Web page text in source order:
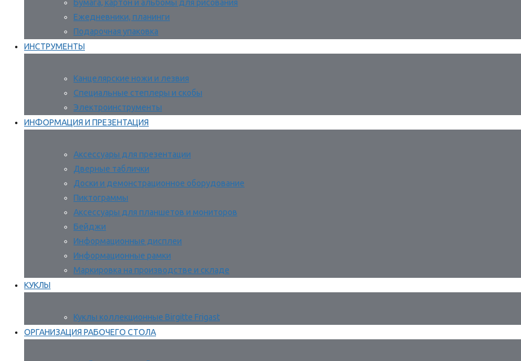
Бумага, картон и альбомы для рисования
Ежедневники, планинги
Подарочная упаковка
ИНСТРУМЕНТЫ
Канцелярские ножи и лезвия
Специальные степлеры и скобы
Электроинструменты
ИНФОРМАЦИЯ И ПРЕЗЕНТАЦИЯ
Аксессуары для презентации
Дверные таблички
Доски и демонстрационное оборудование
Пиктограммы
Аксессуары для планшетов и мониторов
Бейджи
Информационные дисплеи
Информационные рамки
Маркировка на производстве и складе
КУКЛЫ
Куклы коллекционные Birgitte Frigast
ОРГАНИЗАЦИЯ РАБОЧЕГО СТОЛА